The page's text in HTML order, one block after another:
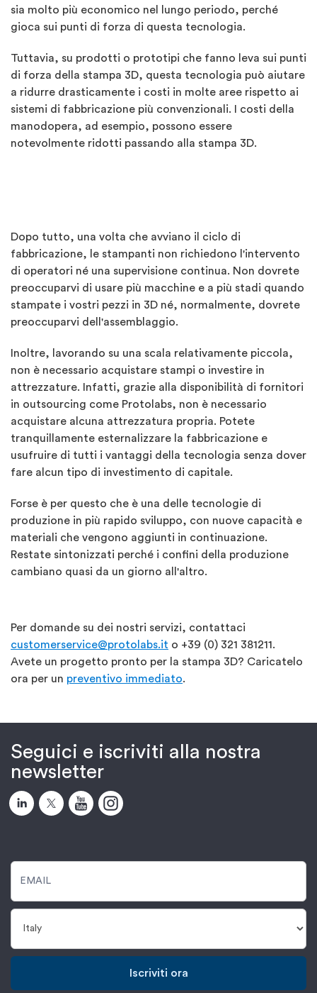
sia molto più economico nel lungo periodo, perché
gioca sui punti di forza di questa tecnologia.
Tuttavia, su prodotti o prototipi che fanno leva sui punti
di forza della stampa 3D, questa tecnologia può aiutare
a ridurre drasticamente i costi in molte aree rispetto ai
sistemi di fabbricazione più convenzionali. I costi della
manodopera, ad esempio, possono essere
notevolmente ridotti passando alla stampa 3D.
Dopo tutto, una volta che avviano il ciclo di
fabbricazione, le stampanti non richiedono l'intervento
di operatori né una supervisione continua. Non dovrete
preoccuparvi di usare più macchine e a più stadi quando
stampate i vostri pezzi in 3D né, normalmente, dovrete
preoccuparvi dell'assemblaggio.
Inoltre, lavorando su una scala relativamente piccola,
non è necessario acquistare stampi o investire in
attrezzature. Infatti, grazie alla disponibilità di fornitori
in outsourcing come Protolabs, non è necessario
acquistare alcuna attrezzatura propria. Potete
tranquillamente esternalizzare la fabbricazione e
usufruire di tutti i vantaggi della tecnologia senza dover
fare alcun tipo di investimento di capitale.
Forse è per questo che è una delle tecnologie di
produzione in più rapido sviluppo, con nuove capacità e
materiali che vengono aggiunti in continuazione.
Restate sintonizzati perché i confini della produzione
cambiano quasi da un giorno all'altro.
Per domande su dei nostri servizi, contattaci
customerservice@protolabs.it o +39 (0) 321 381211.
Avete un progetto pronto per la stampa 3D? Caricatelo
ora per un preventivo immediato.
Seguici e iscriviti alla nostra
newsletter
Iscriviti ora